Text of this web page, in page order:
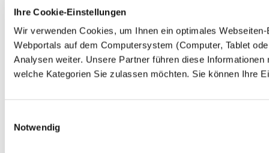
Ihre Cookie-Einstellungen
Wir verwenden Cookies, um Ihnen ein optimales
Webportals auf dem Computersystem (Computer, Tablet
Analysen weiter. Unsere Partner führen diese
welche Kategorien Sie zulassen möchten. Sie können Ihre
Notwendig